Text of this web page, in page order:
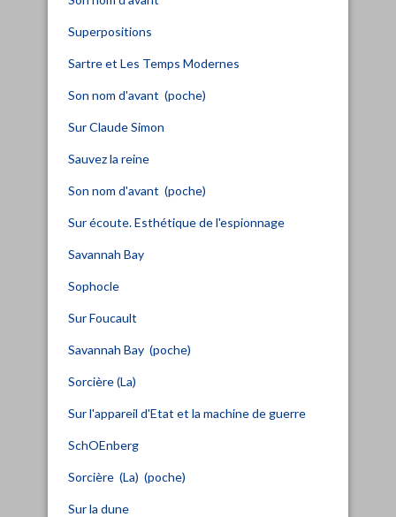
Superpositions
Sartre et Les Temps Modernes
Son nom d'avant (poche)
Sur Claude Simon
Sauvez la reine
Son nom d'avant (poche)
Sur écoute. Esthétique de l'espionnage
Savannah Bay
Sophocle
Sur Foucault
Savannah Bay (poche)
Sorcière (La)
Sur l'appareil d'Etat et la machine de guerre
SchOEnberg
Sorcière (La) (poche)
Sur la dune